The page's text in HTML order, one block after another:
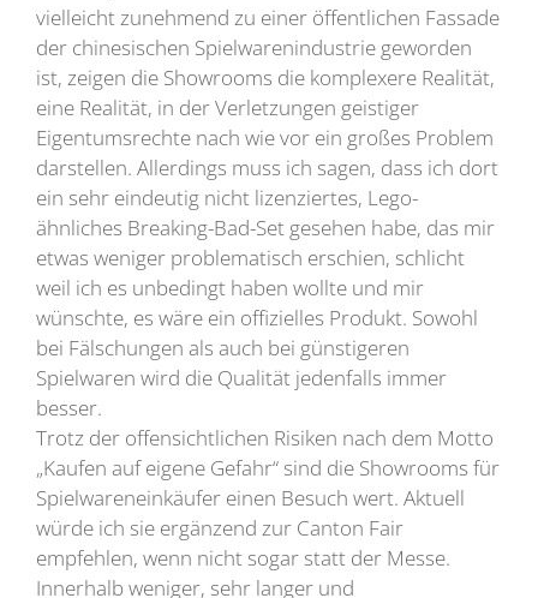
vielleicht zunehmend zu einer öffentlichen Fassade
der chinesischen Spielwarenindustrie geworden
ist, zeigen die Showrooms die komplexere Realität,
eine Realität, in der Verletzungen geistiger
Eigentumsrechte nach wie vor ein großes Problem
darstellen. Allerdings muss ich sagen, dass ich dort
ein sehr eindeutig nicht lizenziertes, Lego-
ähnliches Breaking-Bad-Set gesehen habe, das mir
etwas weniger problematisch erschien, schlicht
weil ich es unbedingt haben wollte und mir
wünschte, es wäre ein offizielles Produkt. Sowohl
bei Fälschungen als auch bei günstigeren
Spielwaren wird die Qualität jedenfalls immer
besser.
Trotz der offensichtlichen Risiken nach dem Motto
„Kaufen auf eigene Gefahr“ sind die Showrooms für
Spielwareneinkäufer einen Besuch wert. Aktuell
würde ich sie ergänzend zur Canton Fair
empfehlen, wenn nicht sogar statt der Messe.
Innerhalb weniger, sehr langer und